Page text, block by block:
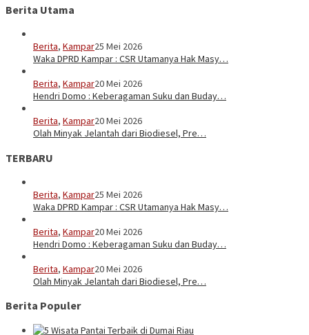
Berita Utama
Berita, Kampar25 Mei 2026
Waka DPRD Kampar : CSR Utamanya Hak Masy…
Berita, Kampar20 Mei 2026
Hendri Domo : Keberagaman Suku dan Buday…
Berita, Kampar20 Mei 2026
Olah Minyak Jelantah dari Biodiesel, Pre…
TERBARU
Berita, Kampar25 Mei 2026
Waka DPRD Kampar : CSR Utamanya Hak Masy…
Berita, Kampar20 Mei 2026
Hendri Domo : Keberagaman Suku dan Buday…
Berita, Kampar20 Mei 2026
Olah Minyak Jelantah dari Biodiesel, Pre…
Berita Populer